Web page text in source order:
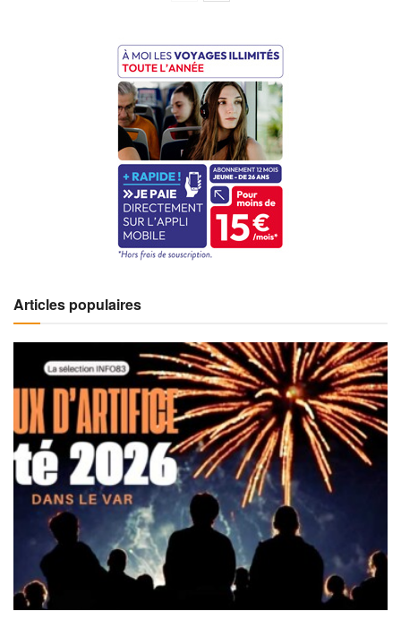
Articles populaires